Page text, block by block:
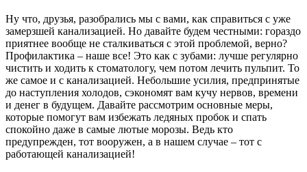
Ну что, друзья, разобрались мы с вами, как справиться с уже
замерзшей канализацией. Но давайте будем честными: гораздо
приятнее вообще не сталкиваться с этой проблемой, верно?
Профилактика – наше все! Это как с зубами: лучше регулярно
чистить и ходить к стоматологу, чем потом лечить пульпит. То
же самое и с канализацией. Небольшие усилия, предпринятые
до наступления холодов, сэкономят вам кучу нервов, времени
и денег в будущем. Давайте рассмотрим основные меры,
которые помогут вам избежать ледяных пробок и спать
спокойно даже в самые лютые морозы. Ведь кто
предупрежден, тот вооружен, а в нашем случае – тот с
работающей канализацией!